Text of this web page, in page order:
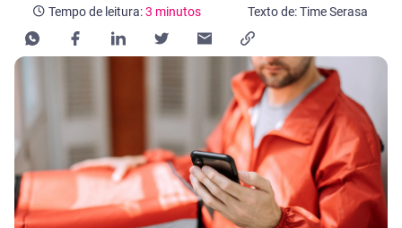
Tempo de leitura:3 minutos Texto de: Time Serasa